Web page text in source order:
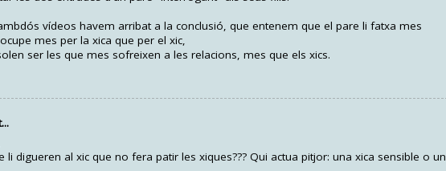
vídeos havem arribat a la conclusió, que entenem que el pare li fatxa mes
mes per la xica que per el xic,
ser les que mes sofreixen a les relacions, mes que els xics.
li digueren al xic que no fera patir les xiques??? Qui actua pitjor: una xica sensible o un